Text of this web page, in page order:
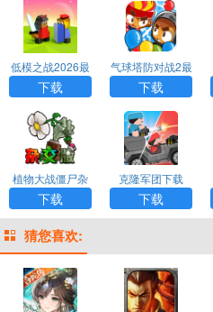
低模之战2026最
新版
下载
气球塔防对战2最
新版下载
下载
植物大战僵尸杂
交版最新版本下
载安装
下载
克隆军团下载
下载
猜您喜欢: